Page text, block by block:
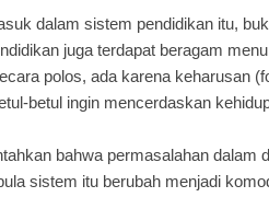
dalam sistem pendidikan itu,
juga terdapat beragam
polos, ada karena keharusan
betul ingin mencerdaskan
bahwa permasalahan dalam
sistem itu berubah menjadi